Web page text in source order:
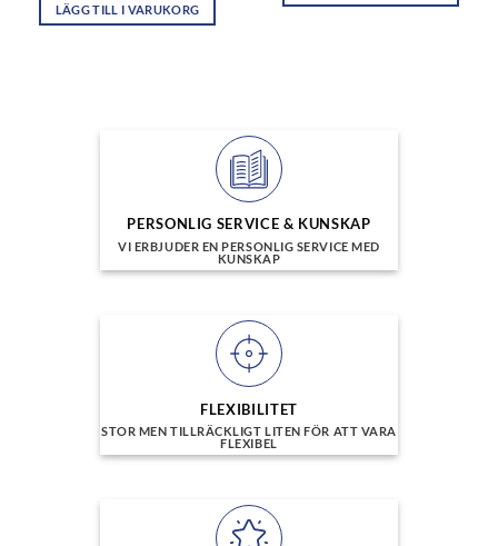
LÄGG TILL I VARUKORG
PERSONLIG SERVICE & KUNSKAP
VI ERBJUDER EN PERSONLIG SERVICE MED
KUNSKAP
FLEXIBILITET
STOR MEN TILLRÄCKLIGT LITEN FÖR ATT VARA
FLEXIBEL